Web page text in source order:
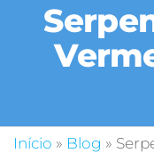
Início » Blog »